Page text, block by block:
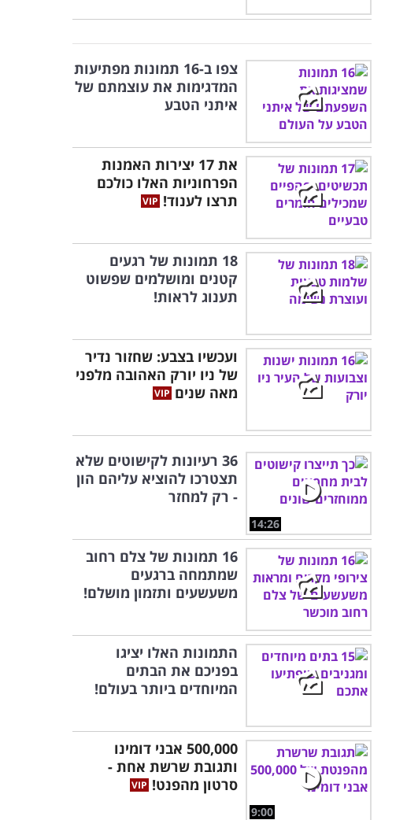
צפו ב-16 תמונות מפתיעות
המדגימות את עוצמתם של
איתני הטבע
את 17 יצירות האמנות
הפרחוניות האלו כולכם
תרצו לענוד!
18 תמונות של רגעים
קטנים ומושלמים שפשוט
תענוג לראות!
ועכשיו בצבע: שחזור נדיר
של ניו יורק האהובה מלפני
מאה שנים
14:26
36 רעיונות לקישוטים שלא
תצטרכו להוציא עליהם הון
- רק למחזר
16 תמונות של צלם רחוב
שמתמחה ברגעים
משעשעים ותזמון מושלם!
התמונות האלו יציגו
בפניכם את הבתים
המיוחדים ביותר בעולם!
9:00
500,000 אבני דומינו
ותגובת שרשת אחת -
סרטון מהפנט!